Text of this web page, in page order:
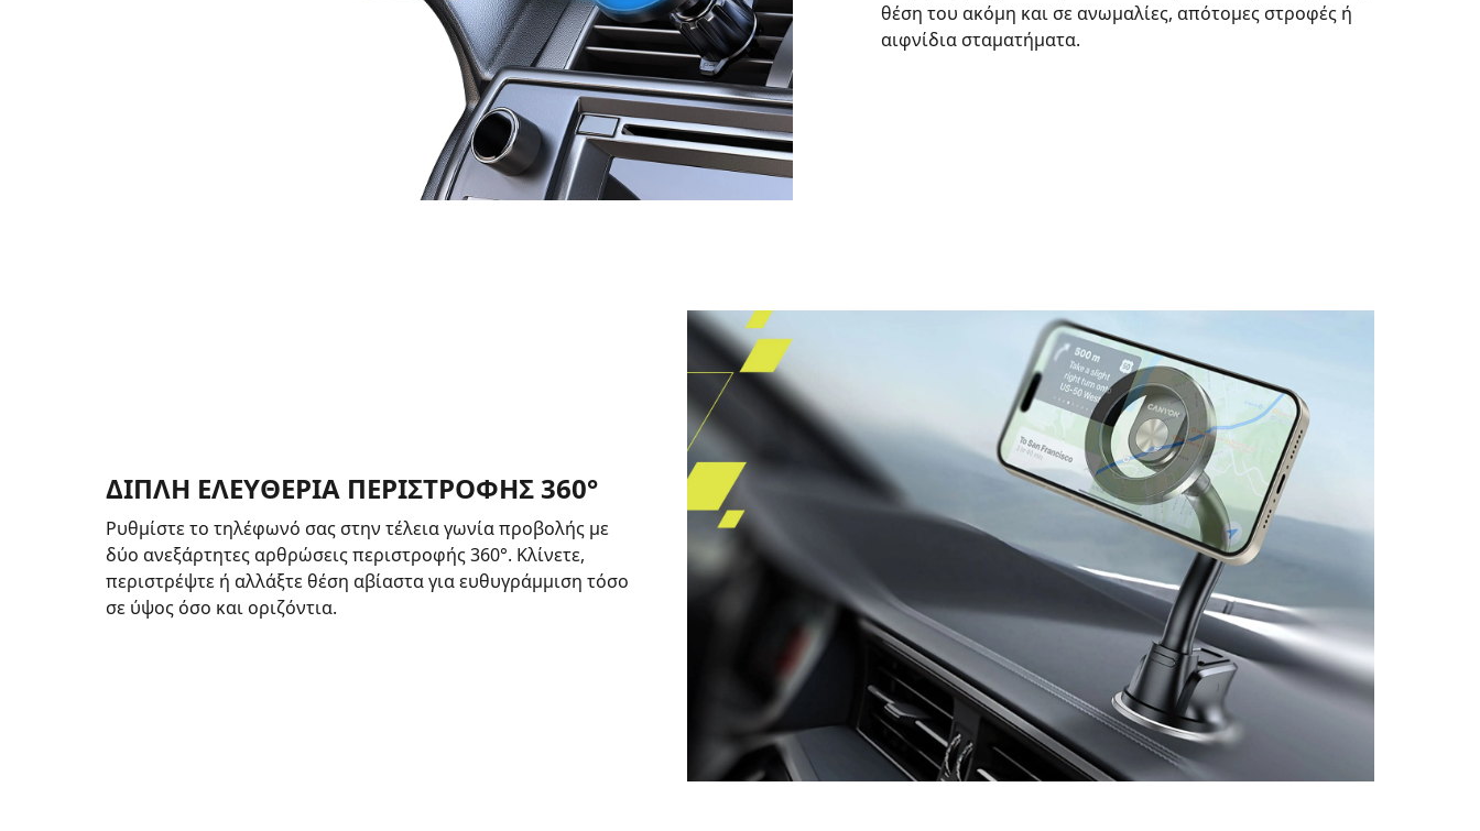
θέση του ακόμη και σε ανωμαλίες, απότομες στροφές ή
αιφνίδια σταματήματα.
ΔΙΠΛΉ ΕΛΕΥΘΕΡΊΑ ΠΕΡΙΣΤΡΟΦΉΣ 360°
Ρυθμίστε το τηλέφωνό σας στην τέλεια γωνία προβολής με
δύο ανεξάρτητες αρθρώσεις περιστροφής 360°. Κλίνετε,
περιστρέψτε ή αλλάξτε θέση αβίαστα για ευθυγράμμιση τόσο
σε ύψος όσο και οριζόντια.